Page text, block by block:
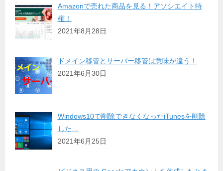
Amazonで売れた商品を見る！アソシエイト特
権！
2021年8月28日
ドメイン移管とサーバー移管は意味が違う！
2021年6月30日
Windows10で削除できなくなったiTunesを削除
した…
2021年6月25日